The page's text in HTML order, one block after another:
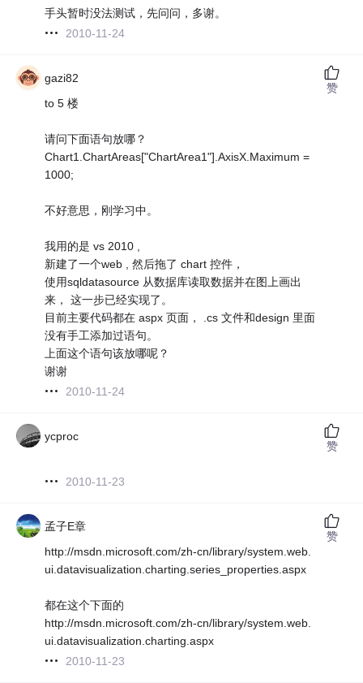
手头暂时没法测试，先问问，多谢。
2010-11-24
gazi82
to 5 楼
请问下面语句放哪？
Chart1.ChartAreas["ChartArea1"].AxisX.Maximum =
1000;
不好意思，刚学习中。
我用的是 vs 2010 ,
新建了一个web , 然后拖了 chart 控件，
使用sqldatasource 从数据库读取数据并在图上画出
来， 这一步已经实现了。
目前主要代码都在 aspx 页面， .cs 文件和design 里面
没有手工添加过语句。
上面这个语句该放哪呢？
谢谢
2010-11-24
赞
ycproc
2010-11-23
赞
孟子E章
http://msdn.microsoft.com/zh-cn/library/system.web.
ui.datavisualization.charting.series_properties.aspx
都在这个下面的
http://msdn.microsoft.com/zh-cn/library/system.web.
ui.datavisualization.charting.aspx
2010-11-23
赞